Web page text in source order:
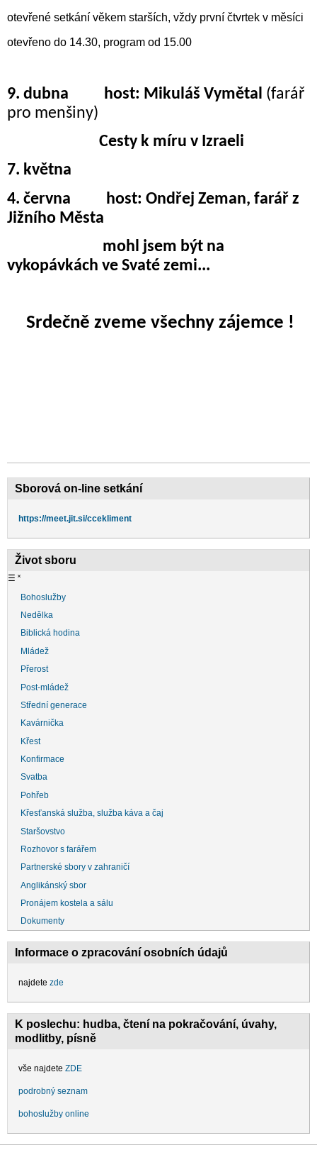
otevřené setkání věkem starších, vždy první čtvrtek v měsíci
otevřeno do 14.30, program od 15.00
9. dubna host: Mikuláš Vymětal (farář
pro menšiny)
Cesty k míru v Izraeli
7. května
4. června host: Ondřej Zeman, farář z
Jižního Města
mohl jsem být na
vykopávkách ve Svaté zemi...
Srdečně zveme všechny zájemce !
Sborová on-line setkání
https://meet.jit.si/ccekliment
Život sboru
☰ ˟
Bohoslužby
Nedělka
Biblická hodina
Mládež
Přerost
Post-mládež
Střední generace
Kavárnička
Křest
Konfirmace
Svatba
Pohřeb
Křesťanská služba, služba káva a čaj
Staršovstvo
Rozhovor s farářem
Partnerské sbory v zahraničí
Anglikánský sbor
Pronájem kostela a sálu
Dokumenty
Informace o zpracování osobních údajů
najdete zde
K poslechu: hudba, čtení na pokračování, úvahy,
modlitby, písně
vše najdete ZDE
podrobný seznam
bohoslužby online